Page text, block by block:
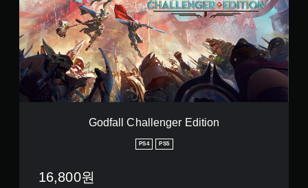
a
l
l
C
h
a
l
Godfall Challenger Edition
PS4 PS5
16,800원